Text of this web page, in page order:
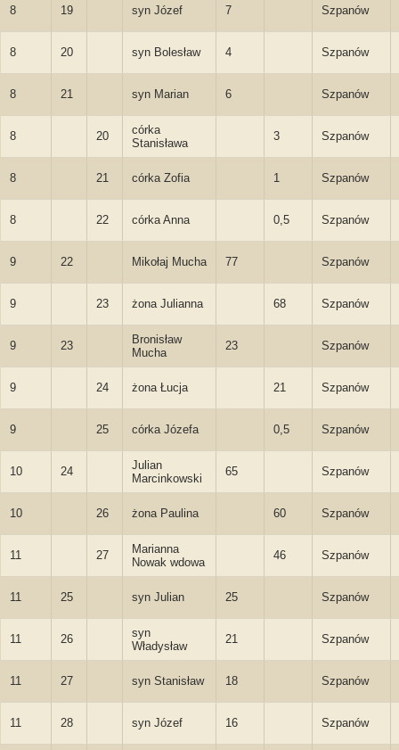
8 19 syn Józef 7 Szpanów
8 20 syn Bolesław 4 Szpanów
8 21 syn Marian 6 Szpanów
8 20
córka
Stanisława
3 Szpanów
8 21 córka Zofia 1 Szpanów
8 22 córka Anna 0,5 Szpanów
9 22 Mikołaj Mucha 77 Szpanów
9 23 żona Julianna 68 Szpanów
9 23
Bronisław
Mucha
23 Szpanów
9 24 żona Łucja 21 Szpanów
9 25 córka Józefa 0,5 Szpanów
10 24
Julian
Marcinkowski
65 Szpanów
10 26 żona Paulina 60 Szpanów
11 27
Marianna
Nowak wdowa
46 Szpanów
11 25 syn Julian 25 Szpanów
11 26
syn
Władysław
21 Szpanów
11 27 syn Stanisław 18 Szpanów
11 28 syn Józef 16 Szpanów